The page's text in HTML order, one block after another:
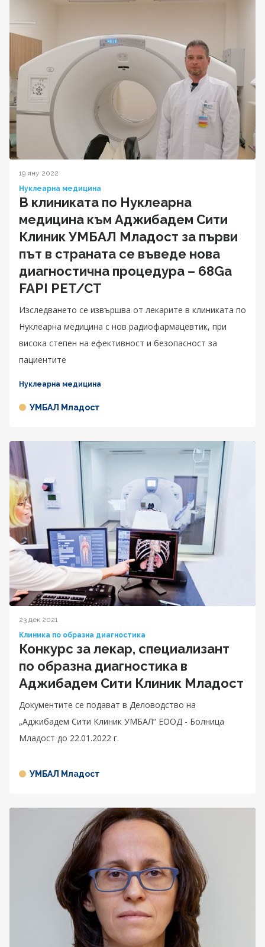
19 яну 2022
Нуклеарна медицина
В клиниката по Нуклеарна
медицина към Аджибадем Сити
Клиник УМБАЛ Младост за първи
път в страната се въведе нова
диагностична процедура – 68Ga
FAPI PET/CT
Изследването се извършва от лекарите в клиниката по
Нуклеарна медицина с нов радиофармацевтик, при
висока степен на ефективност и безопасност за
пациентите
Нуклеарна медицина
УМБАЛ Младост
23 дек 2021
Клиника по образна диагностика
Конкурс за лекар, специализант
по образна диагностика в
Аджибадем Сити Клиник Младост
Документите се подават в Деловодство на
„Аджибадем Сити Клиник УМБАЛ“ ЕООД - Болница
Младост до 22.01.2022 г.
УМБАЛ Младост